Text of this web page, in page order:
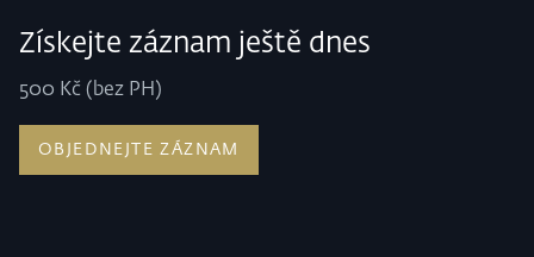
Získejte záznam ještě dnes
500 Kč (bez PH)
OBJEDNEJTE ZÁZNAM